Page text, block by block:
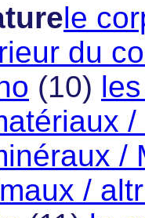
le
du
(10)
/
/